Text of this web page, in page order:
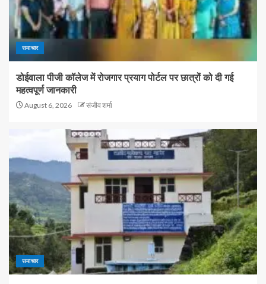
समाचार
डोईवाला पीजी कॉलेज में रोजगार प्रयाग पोर्टल पर छात्रों को दी गई
महत्वपूर्ण जानकारी
August 6, 2026 संजीव शर्मा
समाचार